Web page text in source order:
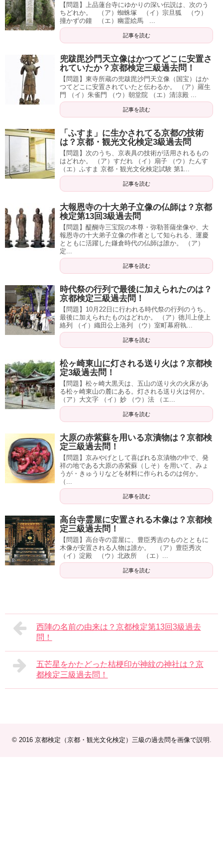
【問題】上品蓮台寺にゆかりの深い伝説は、次のう
ちどれか。 （ア）蜘蛛塚 （イ）宗旦狐 （ウ）
撞かずの鐘 （エ）幽霊絵馬 ...
記事を読む
兜跋毘沙門天立像はかつてどこに安置さ
れていたか？京都検定三級過去問！
【問題】東寺所蔵の兜跋毘沙門天立像（国宝）はか
つてどこに安置されていたと伝わるか。 （ア）羅生
門 （イ）朱雀門 （ウ）朝堂院 （エ）清涼殿 ...
記事を読む
「ふすま」に生かされてる京都の技術
は？京都・観光文化検定3級過去問
【問題】次のうち、京表具の技術が活用されるもの
はどれか。 （ア）すだれ （イ）扇子 （ウ）たんす
（エ）ふすま 京都・観光文化検定試験 第1...
記事を読む
大報恩寺の十大弟子立像の仏師は？京都
検定第13回3級過去問
【問題】醍醐寺三宝院の本尊・弥勒菩薩坐像や、大
報恩寺の十大弟子立像の作者として知られる、運慶
とともに活躍した鎌倉時代の仏師は誰か。 （ア）
定...
記事を読む
時代祭の行列で最後に加えられたのは？
京都検定三級過去問！
【問題】10月22日に行われる時代祭の行列のうち、
最後に加えられたものはどれか。 （ア）徳川上使上
絡列 （イ）織田公上洛列 （ウ）室町幕府執...
記事を読む
松ヶ崎東山に灯される送り火は？京都検
定3級過去問！
【問題】松ヶ崎大黒天は、五山の送り火の火床があ
る松ヶ崎東山の麓にある。灯される送り火は何か。
（ア）大文字 （イ）妙 （ウ）法 （エ...
記事を読む
大原の赤紫蘇を用いる京漬物は？京都検
定三級過去問！
【問題】京みやげとして喜ばれる京漬物の中で、発
祥の地である大原の赤紫蘇（しそ）を用いて、みょ
うが・きゅうりなどを材料に作られるのは何か。
（...
記事を読む
高台寺霊屋に安置される木像は？京都検
定三級過去問！
【問題】高台寺の霊屋に、豊臣秀吉のものとともに
木像が安置される人物は誰か。 （ア）豊臣秀次
（イ）淀殿 （ウ）北政所 （エ）...
記事を読む
西陣の名前の由来は？京都検定第13回3級過去
問！
五芒星をかたどった桔梗印が神紋の神社は？京
都検定三級過去問！
© 2016 京都検定（京都・観光文化検定）三級の過去問を画像で説明